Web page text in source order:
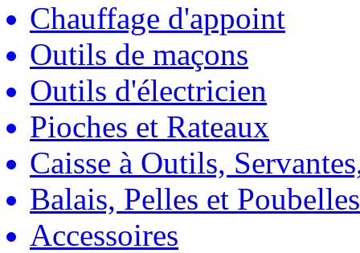
Chauffage d'appoint
Outils de maçons
Outils d'électricien
Pioches et Rateaux
Caisse à Outils,
Balais, Pelles et Poubelles
Accessoires